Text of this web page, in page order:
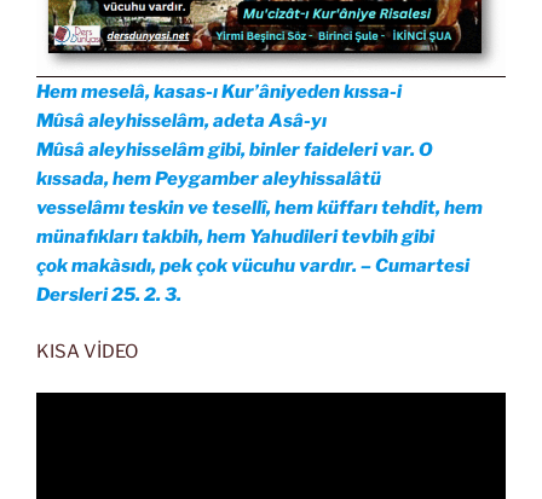
Hem meselâ, kasas-ı Kur’âniyeden kıssa-i
Mûsâ aleyhisselâm, adeta Asâ-yı
Mûsâ aleyhisselâm gibi, binler faideleri var. O
kıssada, hem Peygamber aleyhissalâtü
vesselâmı teskin ve tesellî, hem küffarı tehdit, hem
münafıkları takbih, hem Yahudileri tevbih gibi
çok makàsıdı, pek çok vücuhu vardır. – Cumartesi
Dersleri 25. 2. 3.
KISA VİDEO